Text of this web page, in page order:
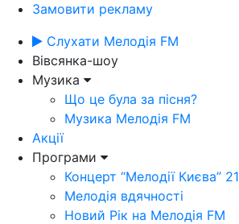
Замовити рекламу
Слухати Мелодія FM
Вівсянка-шоу
Музика
Що це була за пісня?
Музика Мелодія FM
Акції
Програми
Концерт “Мелодії Києва”
Мелодія вдячності
Новий Рік на Мелодія FM